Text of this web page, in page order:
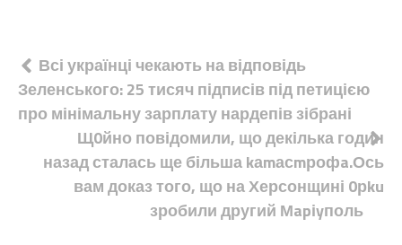
Навігація
записів
Всі українці чекають на відповідь
Зеленського: 25 тисяч підписів під петицією
про мінімальну зарплату нардепів зібрані
Щ0йно повідомили, що декілька годин
назад сталась ще більша kаmасmрофa.Ось
вам доказ того, що на Херсонщині 0рku
зробили другий Мapіyполь